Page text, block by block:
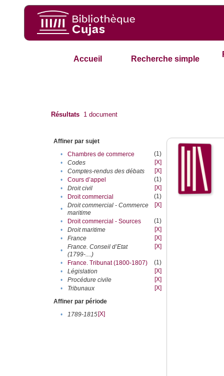
Accueil Recherche simple
Résultats 1 document
Affiner par sujet
•
Chambres de commerce
(1)
•
Codes
[X]
•
Comptes-rendus des débats
[X]
•
Cours d’appel
(1)
•
Droit civil
[X]
•
Droit commercial
(1)
•
Droit commercial - Commerce
maritime
[X]
• Droit commercial - Sources
(1)
•
Droit maritime
[X]
•
France
[X]
•
France. Conseil d’Etat
(1799-....)
[X]
• France. Tribunat (1800-1807)
(1)
•
Législation
[X]
•
Procédure civile
[X]
•
Tribunaux
[X]
Affiner par période
•
1789-1815[X]